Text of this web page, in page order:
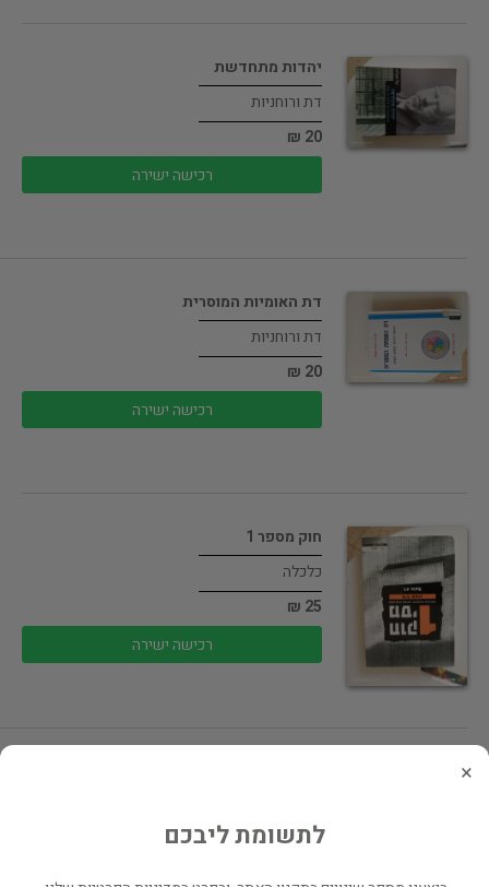
יהדות מתחדשת
דת ורוחניות
20 ₪
רכישה ישירה
דת האומיות המוסרית
דת ורוחניות
20 ₪
רכישה ישירה
חוק מספר 1
כלכלה
25 ₪
רכישה ישירה
25 ₪
רכישה ישירה
×
לתשומת ליבכם